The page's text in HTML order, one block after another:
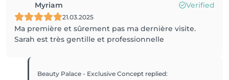
Myriam Verified
21.03.2025
Ma première et sûrement pas ma dernière visite.
Sarah est très gentille et professionnelle
Beauty Palace - Exclusive Concept replied: